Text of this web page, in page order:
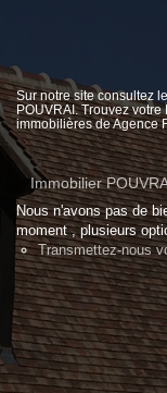
Sur notre site consultez
POUVRAI. Trouvez
immobilières de Agence
Immobilier
Nous n'avons pas de
moment , plusieurs
Transmettez-nous